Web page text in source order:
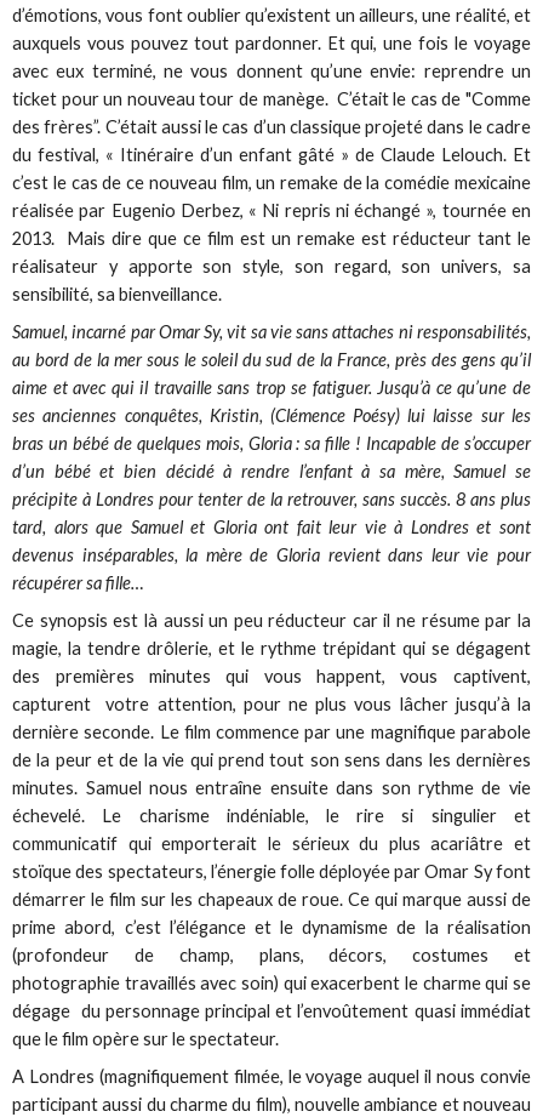
d’émotions, vous font oublier qu’existent un ailleurs, une réalité, et
auxquels vous pouvez tout pardonner. Et qui, une fois le voyage
avec eux terminé, ne vous donnent qu’une envie: reprendre un
ticket pour un nouveau tour de manège. C’était le cas de "Comme
des frères”. C’était aussi le cas d’un classique projeté dans le cadre
du festival, « Itinéraire d’un enfant gâté » de Claude Lelouch. Et
c’est le cas de ce nouveau film, un remake de la comédie mexicaine
réalisée par Eugenio Derbez, « Ni repris ni échangé », tournée en
2013. Mais dire que ce film est un remake est réducteur tant le
réalisateur y apporte son style, son regard, son univers, sa
sensibilité, sa bienveillance.
Samuel, incarné par Omar Sy, vit sa vie sans attaches ni responsabilités,
au bord de la mer sous le soleil du sud de la France, près des gens qu’il
aime et avec qui il travaille sans trop se fatiguer. Jusqu’à ce qu’une de
ses anciennes conquêtes, Kristin, (Clémence Poésy) lui laisse sur les
bras un bébé de quelques mois, Gloria : sa fille ! Incapable de s’occuper
d’un bébé et bien décidé à rendre l’enfant à sa mère, Samuel se
précipite à Londres pour tenter de la retrouver, sans succès. 8 ans plus
tard, alors que Samuel et Gloria ont fait leur vie à Londres et sont
devenus inséparables, la mère de Gloria revient dans leur vie pour
récupérer sa fille…
Ce synopsis est là aussi un peu réducteur car il ne résume par la
magie, la tendre drôlerie, et le rythme trépidant qui se dégagent
des premières minutes qui vous happent, vous captivent,
capturent votre attention, pour ne plus vous lâcher jusqu’à la
dernière seconde. Le film commence par une magnifique parabole
de la peur et de la vie qui prend tout son sens dans les dernières
minutes. Samuel nous entraîne ensuite dans son rythme de vie
échevelé. Le charisme indéniable, le rire si singulier et
communicatif qui emporterait le sérieux du plus acariâtre et
stoïque des spectateurs, l’énergie folle déployée par Omar Sy font
démarrer le film sur les chapeaux de roue. Ce qui marque aussi de
prime abord, c’est l’élégance et le dynamisme de la réalisation
(profondeur de champ, plans, décors, costumes et
photographie travaillés avec soin) qui exacerbent le charme qui se
dégage du personnage principal et l’envoûtement quasi immédiat
que le film opère sur le spectateur.
A Londres (magnifiquement filmée, le voyage auquel il nous convie
participant aussi du charme du film), nouvelle ambiance et nouveau